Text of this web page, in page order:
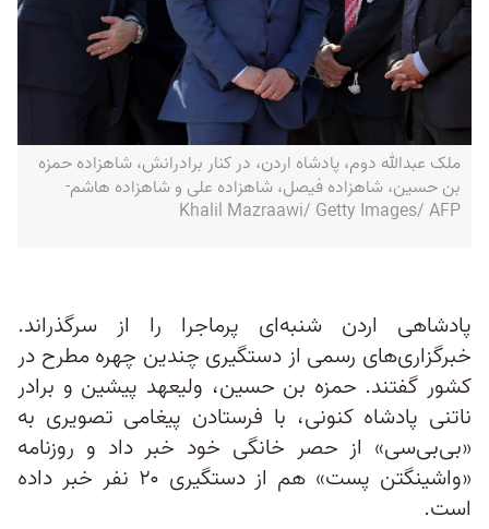
ملک عبدالله دوم، پادشاه اردن، در کنار برادرانش، شاهزاده حمزه
بن حسین، شاهزاده فیصل، شاهزاده علی و شاهزاده هاشم-
Khalil Mazraawi/ Getty Images/ AFP
پادشاهی اردن شنبه‌ای پرماجرا را از سرگذراند.
خبرگزاری‌های رسمی از دستگیری چندین چهره مطرح در
کشور گفتند. حمزه بن حسین، ولیعهد پیشین و برادر
ناتنی پادشاه کنونی، با فرستادن پیغامی تصویری به
«بی‌بی‌سی» از حصر خانگی خود خبر داد و روزنامه
«واشینگتن پست» هم از دستگیری ۲۰ نفر خبر داده
است.